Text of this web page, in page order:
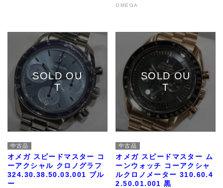
OMEGA
中古品
オメガ スピードマスター コ
ーアクシャル クロノグラフ
324.30.38.50.03.001 ブル
ー
中古品
オメガ スピードマスター ム
ーンウォッチ コーアクシャ
ルクロノメーター 310.60.4
2.50.01.001 黒